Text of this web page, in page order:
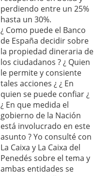
perdiendo entre un 25%
hasta un 30%.
¿ Como puede el Banco
de España decidir sobre
la propiedad dineraria de
los ciudadanos ? ¿ Quien
le permite y consiente
tales acciones ¿ ¿ En
quien se puede confiar ¿
¿ En que medida el
gobierno de la Nación
está involucrado en este
asunto ? Yo consulté con
La Caixa y La Caixa del
Penedés sobre el tema y
ambas entidades se